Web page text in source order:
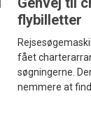
flybilletter
fået
søgningerne.
nemmere at